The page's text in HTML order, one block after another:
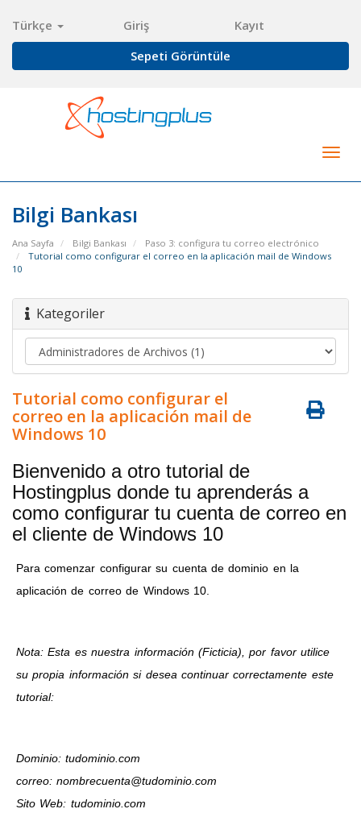
Türkçe Giriş
Kayıt
Sepeti Görüntüle
Bilgi Bankası
Ana Sayfa Bilgi Bankası
Paso 3: configura tu correo electrónico
Tutorial como configurar el correo en la aplicación mail de Windows
10
Kategoriler
Tutorial como configurar el
correo en la aplicación mail de
Windows 10
Bienvenido a otro tutorial de
Hostingplus donde tu aprenderás a
como configurar tu cuenta de correo en
el cliente de Windows 10
Para comenzar configurar su cuenta de dominio en la
aplicación de correo de Windows 10.
Nota: Esta es nuestra información (Ficticia), por favor utilice
su propia información si desea continuar correctamente este
tutorial:
Dominio: tudominio.com
correo: nombrecuenta@tudominio.com
Sito Web: tudominio.com